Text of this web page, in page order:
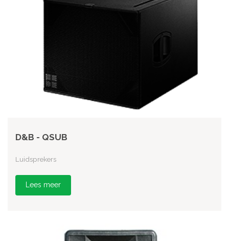
D&B - QSUB
Luidsprekers
Lees meer